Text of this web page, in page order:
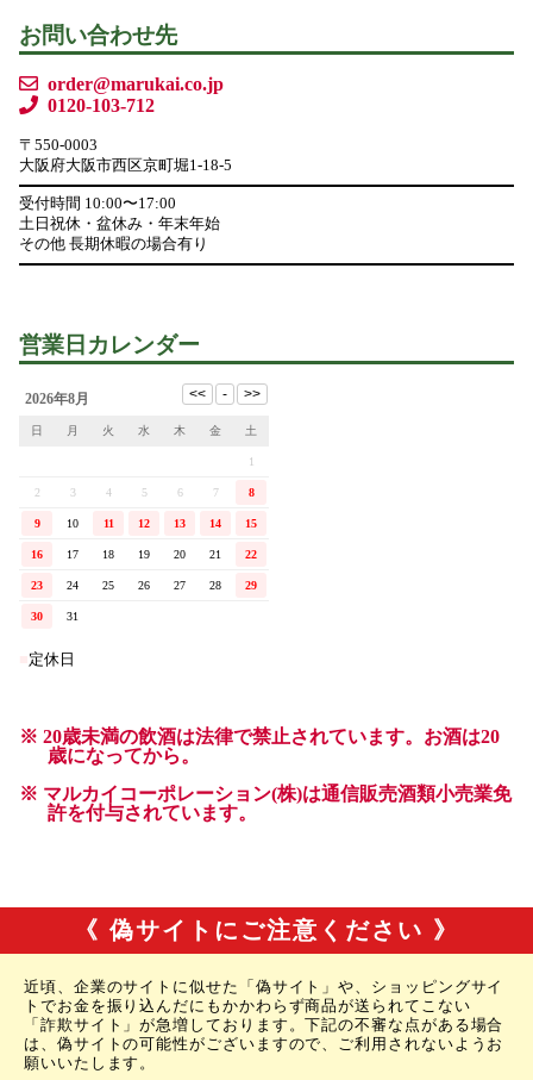
《 偽サイトにご注意ください 》
近頃、企業のサイトに似せた「偽サイト」や、ショッピングサイ
トでお金を振り込んだにもかかわらず商品が送られてこない
「詐欺サイト」が急増しております。下記の不審な点がある場合
は、偽サイトの可能性がございますので、ご利用されないようお
願いいたします。